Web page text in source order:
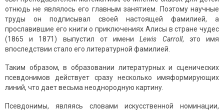
отнюдь не являлось его главным занятием. Поэтому научные
труды он подписывал своей настоящей фамилией, а
прославившие его книги о приключениях Алисы в стране чудес
(1865 и 1871) выпустил от имениLewis Carroll, это имя
впоследствии стало его литературной фамилией.
Таким образом, в образовании литературных и сценических
псевдонимов действует сразу несколько имяформирующих
линий, что дает весьма неоднородную картину.
Псевдонимы, являясь словами искусственной номинации,